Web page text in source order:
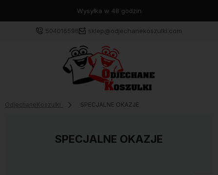
Wysyłka w 48 godzin
504016596 sklep@odjechanekoszulki.com
OdjechaneKoszulki SPECJALNE OKAZJE
SPECJALNE OKAZJE